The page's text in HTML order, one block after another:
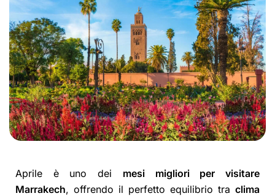
Aprile è uno dei mesi migliori per visitare
Marrakech, offrendo il perfetto equilibrio tra clima